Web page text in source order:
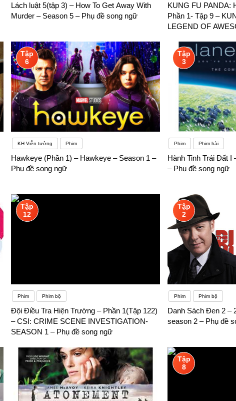
Lách luật 5(tập 3) – How To Get Away With
Murder – Season 5 – Phụ đề song ngữ
KUNG FU PANDA:
Phần 1- Tập 9 –
LEGEND OF
Tập
6
KH Viễn tưởng Phim
Hawkeye (Phần 1) – Hawkeye – Season 1 –
Phụ đề song ngữ
Tập
3
Phim Phim hài
Hành Tinh Trái Đất I
– Phụ đề song ngữ
Tập
12
Phim Phim bộ
Đội Điều Tra Hiện Trường – Phần 1(Tập 122)
– CSI: CRIME SCENE INVESTIGATION-
SEASON 1 – Phụ đề song ngữ
Tập
2
Phim Phim bộ
Danh Sách Đen 2 –
season 2 – Phụ đề
Tập
8